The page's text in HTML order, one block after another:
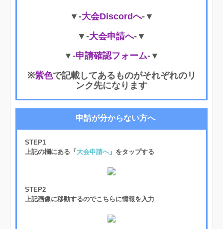
▼-大会Discordへ-▼
▼-大会申請へ-▼
▼-申請確認フォーム-▼
※紫色で記載してあるものがそれぞれのリ
ンク先になります
申請が分からない方へ
STEP1
上記の欄にある「 大会申請へ」をタップする
STEP2
上記画像に移動するのでこちらに情報を入力